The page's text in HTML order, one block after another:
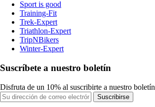
Sport is good
Training-Fit
Trek-Expert
Triathlon-Expert
TripNBikers
Winter-Expert
Suscríbete a nuestro boletín
Disfruta de un 10% al suscribirte a nuestro boletín
Suscribirse